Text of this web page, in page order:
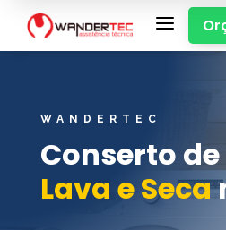
a
WANDERTEC
Conserto de
Lava e Seca